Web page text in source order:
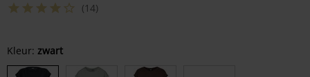
(14)
Kies
je
Kleur: zwart